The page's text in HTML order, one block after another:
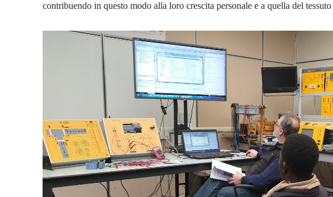
contribuendo in questo modo alla loro crescita personale e a quella del